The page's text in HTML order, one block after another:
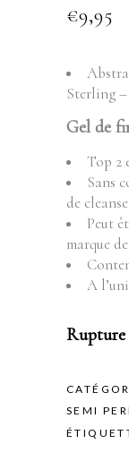
€9,95
Sterling
Gel de
Top 2
Sans
de
Peut
marque
A
Rupture
SEMI